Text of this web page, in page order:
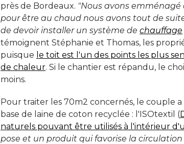
près de Bordeaux. "Nous avons emménagé
pour être au chaud nous avons tout de
de devoir installer un système de chauffage
témoignent Stéphanie et Thomas, les
puisque le toit est l'un des points les plus
de chaleur. Si le chantier est répandu, le
moins.
Pour traiter les 70m2 concernés, le couple
base de laine de coton recyclée : l'ISOtextil (
naturels pouvant être utilisés à l'intérieur
pose et un produit qui favorise la